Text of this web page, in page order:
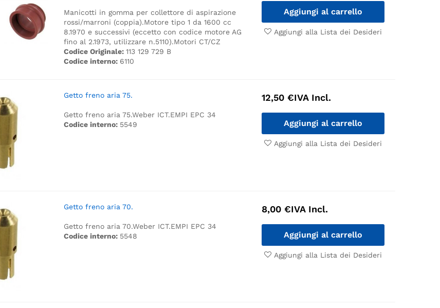
Manicotti in gomma per collettore di aspirazione
rossi/marroni (coppia).Motore tipo 1 da 1600 cc
8.1970 e successivi (eccetto con codice motore AG
fino al 2.1973, utilizzare n.5110).Motori CT/CZ
Codice Originale: 113 129 729 B
Codice interno: 6110
Aggiungi al carrello
Aggiungi alla Lista dei Desideri
Getto freno aria 75.
Getto freno aria 75.Weber ICT.EMPI EPC 34
Codice interno: 5549
12,50 €IVA Incl.
Aggiungi al carrello
Aggiungi alla Lista dei Desideri
Getto freno aria 70.
Getto freno aria 70.Weber ICT.EMPI EPC 34
Codice interno: 5548
8,00 €IVA Incl.
Aggiungi al carrello
Aggiungi alla Lista dei Desideri